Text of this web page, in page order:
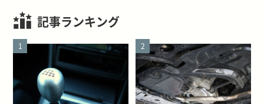
記事ランキング
1 2